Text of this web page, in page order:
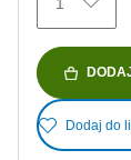
Dodaj do